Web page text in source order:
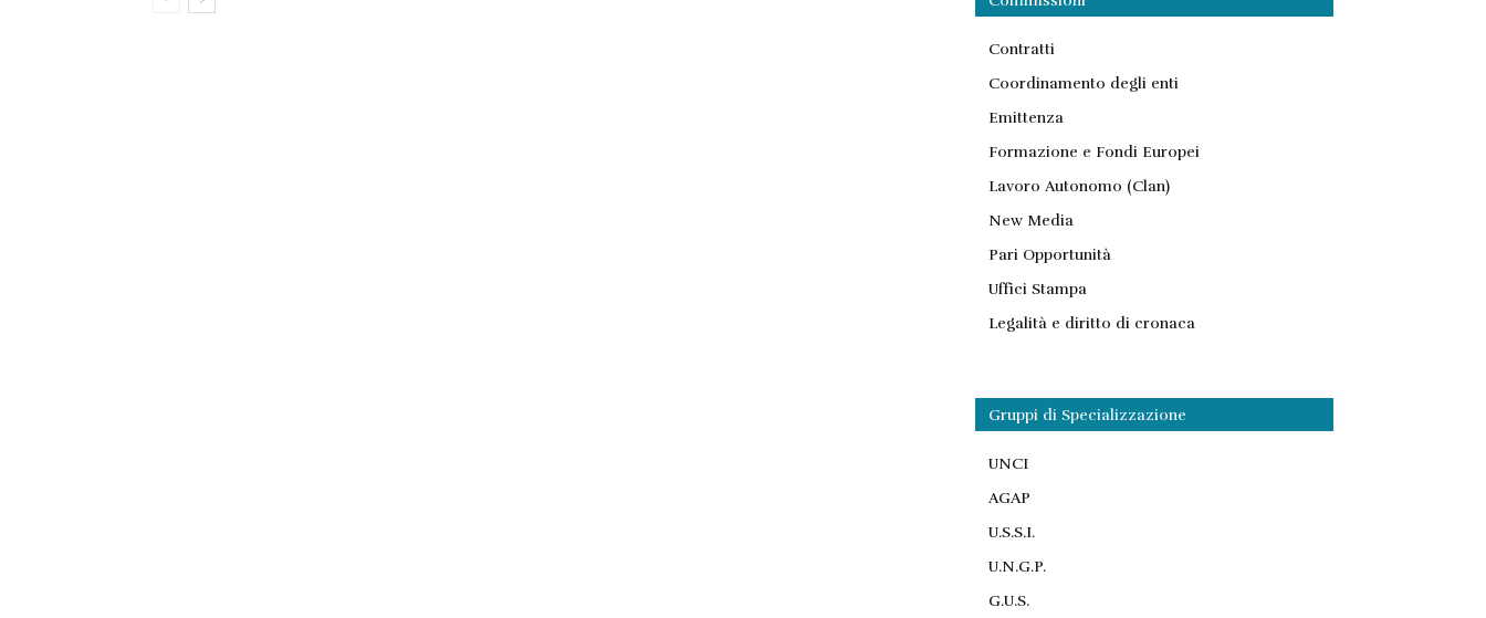
Contratti
Coordinamento degli enti
Emittenza
Formazione e Fondi Europei
Lavoro Autonomo (Clan)
New Media
Pari Opportunità
Uffici Stampa
Legalità e diritto di cronaca
Gruppi di Specializzazione
UNCI
AGAP
U.S.S.I.
U.N.G.P.
G.U.S.